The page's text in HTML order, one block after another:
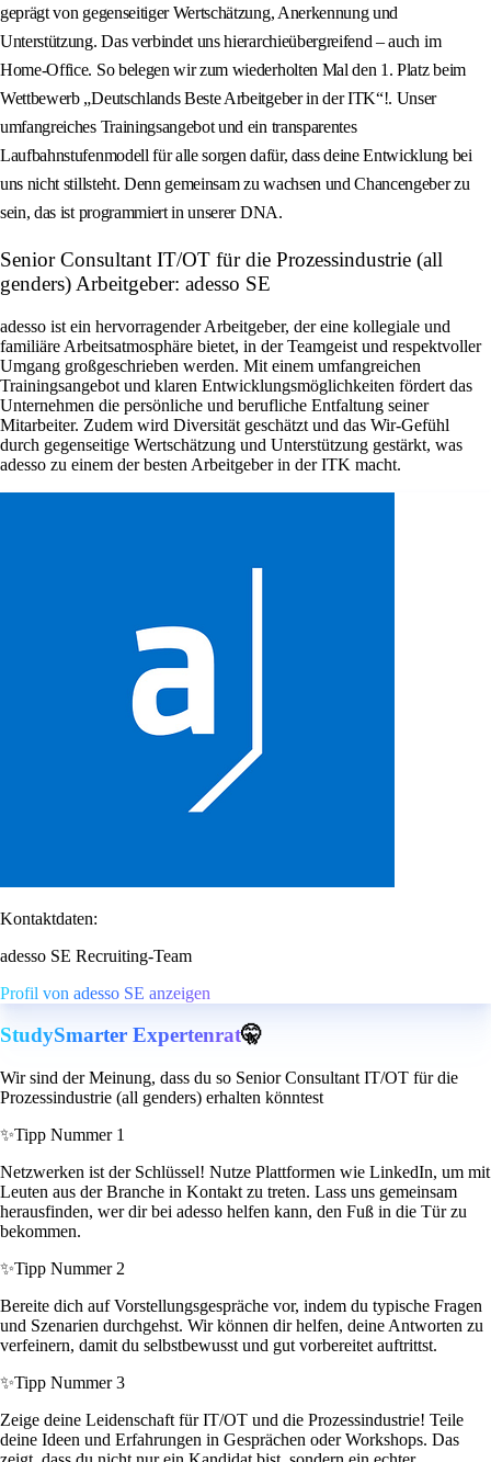
geprägt von gegenseitiger Wertschätzung, Anerkennung und
Unterstützung. Das verbindet uns hierarchieübergreifend – auch im
Home-Office. So belegen wir zum wiederholten Mal den 1. Platz beim
Wettbewerb „Deutschlands Beste Arbeitgeber in der ITK“!. Unser
umfangreiches Trainingsangebot und ein transparentes
Laufbahnstufenmodell für alle sorgen dafür, dass deine Entwicklung bei
uns nicht stillsteht. Denn gemeinsam zu wachsen und Chancengeber zu
sein, das ist programmiert in unserer DNA.
Senior Consultant IT/OT für die Prozessindustrie (all
genders) Arbeitgeber: adesso SE
adesso ist ein hervorragender Arbeitgeber, der eine kollegiale und
familiäre Arbeitsatmosphäre bietet, in der Teamgeist und respektvoller
Umgang großgeschrieben werden. Mit einem umfangreichen
Trainingsangebot und klaren Entwicklungsmöglichkeiten fördert das
Unternehmen die persönliche und berufliche Entfaltung seiner
Mitarbeiter. Zudem wird Diversität geschätzt und das Wir-Gefühl
durch gegenseitige Wertschätzung und Unterstützung gestärkt, was
adesso zu einem der besten Arbeitgeber in der ITK macht.
Kontaktdaten:
adesso SE Recruiting-Team
Profil von adesso SE anzeigen
StudySmarter Expertenrat🤫
Wir sind der Meinung, dass du so Senior Consultant IT/OT für die
Prozessindustrie (all genders) erhalten könntest
✨Tipp Nummer 1
Netzwerken ist der Schlüssel! Nutze Plattformen wie LinkedIn, um mit
Leuten aus der Branche in Kontakt zu treten. Lass uns gemeinsam
herausfinden, wer dir bei adesso helfen kann, den Fuß in die Tür zu
bekommen.
✨Tipp Nummer 2
Bereite dich auf Vorstellungsgespräche vor, indem du typische Fragen
und Szenarien durchgehst. Wir können dir helfen, deine Antworten zu
verfeinern, damit du selbstbewusst und gut vorbereitet auftrittst.
✨Tipp Nummer 3
Zeige deine Leidenschaft für IT/OT und die Prozessindustrie! Teile
deine Ideen und Erfahrungen in Gesprächen oder Workshops. Das